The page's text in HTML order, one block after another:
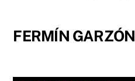
FERMÍN GARZÓN